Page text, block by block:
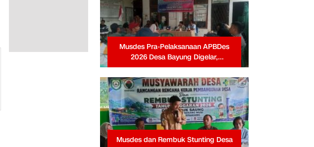
Musdes Pra-Pelaksanaan APBDes
2026 Desa Bayung Digelar,
Pemerintah Desa Tekankan
Transparansi dan Partisipasi Warga
Musdes dan Rembuk Stunting Desa